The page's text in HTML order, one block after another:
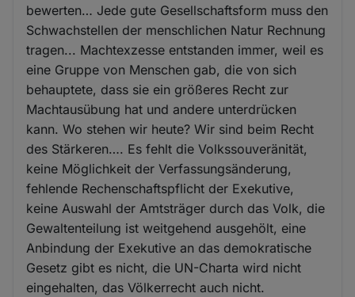
bewerten… Jede gute Gesellschaftsform muss den
Schwachstellen der menschlichen Natur Rechnung
tragen... Machtexzesse entstanden immer, weil es
eine Gruppe von Menschen gab, die von sich
behauptete, dass sie ein größeres Recht zur
Machtausübung hat und andere unterdrücken
kann. Wo stehen wir heute? Wir sind beim Recht
des Stärkeren…. Es fehlt die Volkssouveränität,
keine Möglichkeit der Verfassungsänderung,
fehlende Rechenschaftspflicht der Exekutive,
keine Auswahl der Amtsträger durch das Volk, die
Gewaltenteilung ist weitgehend ausgehölt, eine
Anbindung der Exekutive an das demokratische
Gesetz gibt es nicht, die UN-Charta wird nicht
eingehalten, das Völkerrecht auch nicht.